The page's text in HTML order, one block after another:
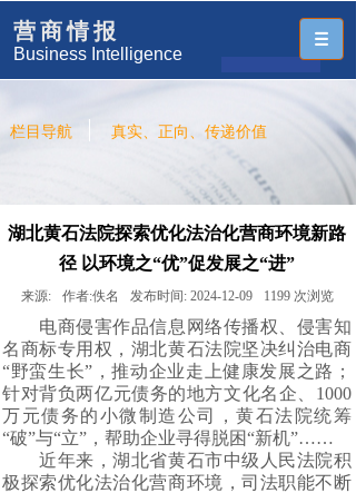
营商情报
Business Intelligence
栏目导航 真实、正向、传递价值
湖北黄石法院探索优化法治化营商环境新路
径 以环境之“优”促发展之“进”
来源: 作者:佚名 发布时间: 2024-12-09 1199 次浏览
电商侵害作品信息网络传播权、侵害知
名商标专用权，湖北黄石法院坚决纠治电商
“野蛮生长”，推动企业走上健康发展之路；
针对背负两亿元债务的地方文化名企、1000
万元债务的小微制造公司，黄石法院统筹
“破”与“立”，帮助企业寻得脱困“新机”……
近年来，湖北省黄石市中级人民法院积
极探索优化法治化营商环境，司法职能不断